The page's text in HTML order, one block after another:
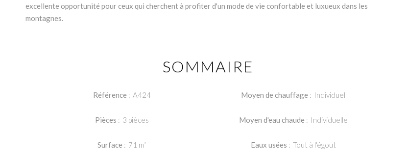
excellente opportunité pour ceux qui cherchent à profiter d'un mode de vie confortable et luxueux dans les
montagnes.
SOMMAIRE
Référence A424
Pièces 3 pièces
Surface 71 m²
Moyen de chauffage Individuel
Moyen d'eau chaude Individuelle
Eaux usées Tout à l'égout